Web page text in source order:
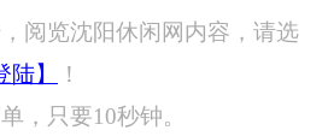
阅览沈阳休闲网内容，请选
陆】
！
，只要10秒钟。